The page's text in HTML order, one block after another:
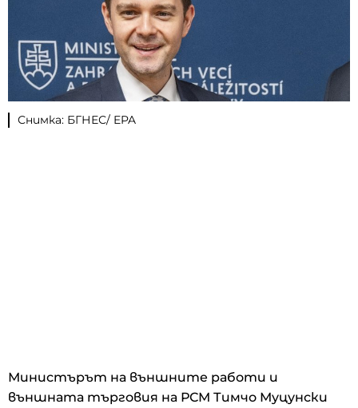
Снимка: БГНЕС/ EPA
Министърът на външните работи и
външната търговия на РСМ Тимчо Муцунски